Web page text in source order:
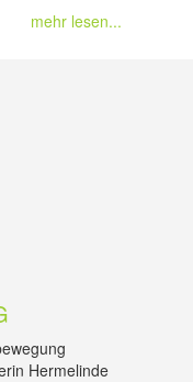
mehr lesen...
Hermelinde